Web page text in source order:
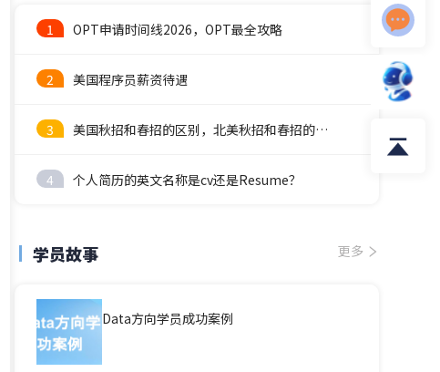
1 OPT申请时间线2026，OPT最全攻略
2 美国程序员薪资待遇
3 美国秋招和春招的区别，北美秋招和春招的时间线
4 个人简历的英文名称是cv还是Resume？
学员故事 更多
Data方向学员成功案例